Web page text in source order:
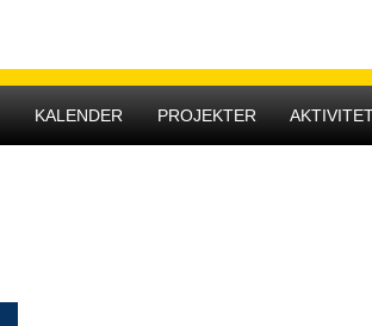
KALENDER PROJEKTER